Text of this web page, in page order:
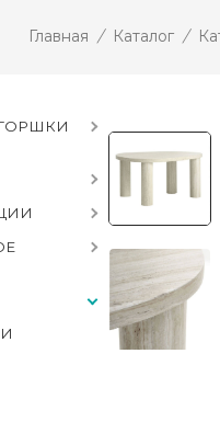
Главная / Каталог /